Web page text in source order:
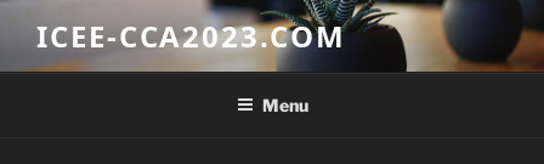
content
ICEE-CCA2023.COM
Menu